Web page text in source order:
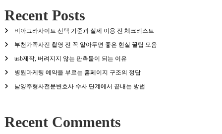
Recent Posts
비아그라사이트 선택 기준과 실제 이용 전 체크리스트
부천가족사진 촬영 전 꼭 알아두면 좋은 현실 꿀팁 모음
usb제작, 버려지지 않는 판촉물이 되는 이유
병원마케팅 예약을 부르는 홈페이지 구조의 정답
남양주형사전문변호사 수사 단계에서 끝내는 방법
Recent Comments